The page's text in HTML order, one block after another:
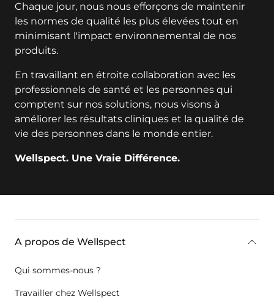
Chaque jour, nous nous efforçons de maintenir
les normes de qualité les plus élevées tout en
minimisant l'impact environnemental de nos
produits.
En travaillant en étroite collaboration avec les
professionnels de santé et les personnes qui
comptent sur nos solutions, nous visons à
améliorer les résultats cliniques et la qualité de
vie des personnes dans le monde entier.
Wellspect. Une Vraie Différence.
A propos de Wellspect
Qui sommes-nous ?
Travailler chez Wellspect